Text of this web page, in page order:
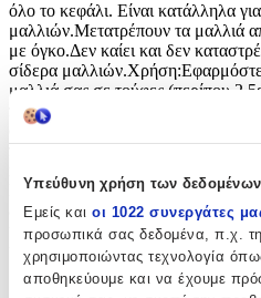
Υπεύθυνη χρήση των
Εμείς και οι 1022 συνεργάτες
προσωπικά σας δεδομένα, π.χ.
χρησιμοποιώντας τεχνολογία
αποθηκεύουμε και να έχουμε
όλο το κεφάλι. Είναι κατάλληλα
μαλλιών.Μετατρέπουν τα μαλλιά
με όγκο.Δεν καίει και δεν
σίδερα
μαλλιά σας σε τούφες (περίπου
πλαστικού stick εισάγετε κάθε
συνέχεια αφήστε τα μαλλιά σας
που βιάζεστε, στεγνώστε τα με το
Magic Leverag Μαγικά ρόλευ
εύκολος και οικονομικός τρόπος
υπέροχο χτένισμα, χωρίς να
υψηλές θερμοκρασίες που έχουν